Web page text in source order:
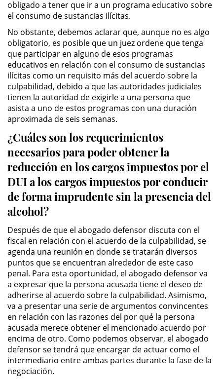
Secuestro
DUI
Audiencia Administrativa del
DMV
Cuarta Ofensa de DUI
Conducción Imprudente con
Presencia de Alcohol
Conducción Imprudente sin la
Presencia del Alcohol
DUI Causando Lesiones
DUI Con Pasajeros Menores de
14 años
Leyes de DUI en el Estado de
California
Segunda Ofensa de DUI
Tercera Ofensa de DUI
Violencia Domestica
obligado a tener que ir a un programa educativo sobre
el consumo de sustancias ilícitas.
No obstante, debemos aclarar que, aunque no es algo
obligatorio, es posible que un juez ordene que tenga
que participar en alguno de esos programas
educativos en relación con el consumo de sustancias
ilícitas como un requisito más del acuerdo sobre la
culpabilidad, debido a que las autoridades judiciales
tienen la autoridad de exigirle a una persona que
asista a uno de estos programas con una duración
aproximada de seis semanas.
¿Cuáles son los requerimientos
necesarios para poder obtener la
reducción en los cargos impuestos por el
DUI a los cargos impuestos por conducir
de forma imprudente sin la presencia del
alcohol?
Después de que el abogado defensor discuta con el
fiscal en relación con el acuerdo de la culpabilidad, se
agenda una reunión en donde se tratarán diversos
puntos que se encuentran alrededor de este caso
penal. Para esta oportunidad, el abogado defensor va
a expresar que la persona acusada tiene el deseo de
adherirse al acuerdo sobre la culpabilidad. Asimismo,
va a presentar una serie de argumentos convincentes
en relación con las razones del por qué la persona
acusada merece obtener el mencionado acuerdo por
encima de otro. Como podemos observar, el abogado
defensor se tendrá que encargar de actuar como el
intermediario entre ambas partes durante la fase de la
negociación.